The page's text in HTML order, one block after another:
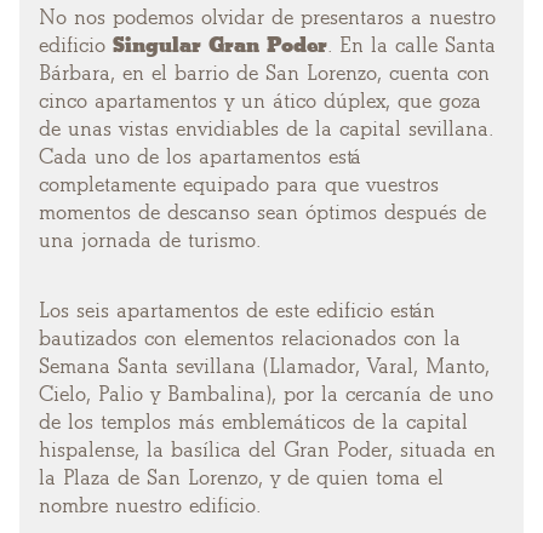
No nos podemos olvidar de presentaros a nuestro
edificio Singular Gran Poder. En la calle Santa
Bárbara, en el barrio de San Lorenzo, cuenta con
cinco apartamentos y un ático dúplex, que goza
de unas vistas envidiables de la capital sevillana.
Cada uno de los apartamentos está
completamente equipado para que vuestros
momentos de descanso sean óptimos después de
una jornada de turismo.
Los seis apartamentos de este edificio están
bautizados con elementos relacionados con la
Semana Santa sevillana (Llamador, Varal, Manto,
Cielo, Palio y Bambalina), por la cercanía de uno
de los templos más emblemáticos de la capital
hispalense, la basílica del Gran Poder, situada en
la Plaza de San Lorenzo, y de quien toma el
nombre nuestro edificio.